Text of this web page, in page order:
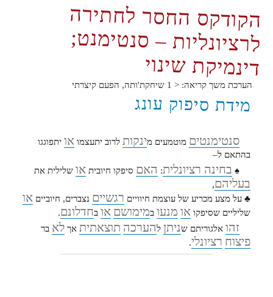
הקודקס החסר לחתירה
לרציונליות – סנטימנט;
דינמיקת שינוי
הערכת משך קריאה: < 1 שיחקת'ותה, הפעם קיצרתי
מידת סיפוק עונג
סנטימנטים מוטמעים מינקות לרוב יתעצמואו יתפוגגו
בהתאם ל–
♠ בחינה רציונלית: האם סיפקו חיוביתאו שלילית את
בעליהם,
♣ על מצע מכריע של עוצמת חיוויים רגשיים נצברים, חיובייםאו
שליליים שסיפקואו מנעו במימושם או בחדלונם.
זהו אלגוריתם שניתן להערכה תוצאתית אךלא בר
פיצוח רציונלי.